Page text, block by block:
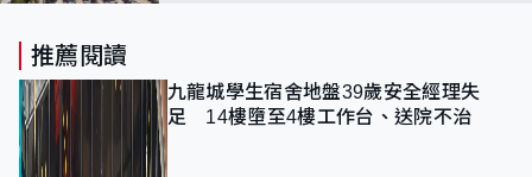
推薦閱讀
九龍城學生宿舍地盤39歲安全經理失
足 14樓墮至4樓工作台、送院不治